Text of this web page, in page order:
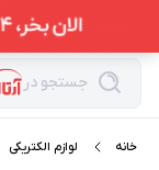
جستجو در
خانه لوازم الکتریکی